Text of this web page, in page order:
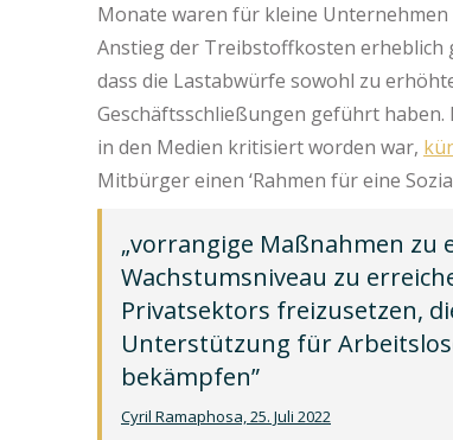
Monate waren für kleine
Anstieg der Treibstoffkosten erheblich
dass die Lastabwürfe sowohl zu
Geschäftsschließungen geführt haben.
in den Medien kritisiert worden war,
Mitbürger einen ‘Rahmen für eine
„vorrangige Maßnahmen
Wachstumsniveau zu
Privatsektors freizusetzen,
Unterstützung für
bekämpfen”
Cyril Ramaphosa, 25. Juli 2022